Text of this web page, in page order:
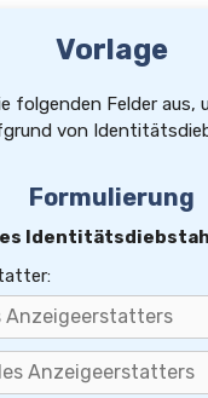
Vorlage
folgenden Felder aus,
von
Formulierung